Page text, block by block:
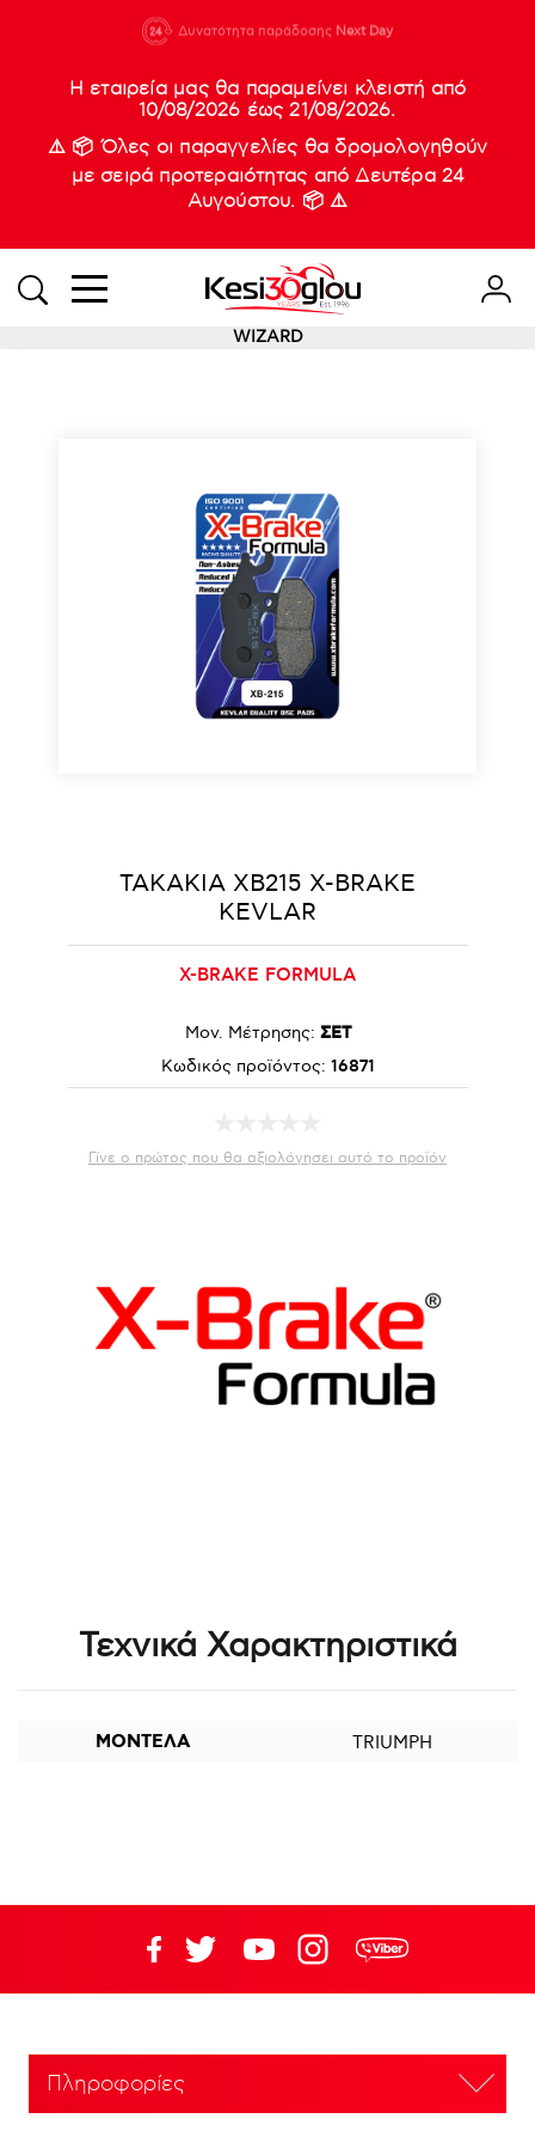
210 88 21
933
Δυνατότητα παράδοσης Next Day
Νέες
Η εταιρεία μας θα παραμείνει κλειστή από
10/08/2026 έως 21/08/2026.
⚠️ 📦 Όλες οι παραγγελίες θα δρομολογηθούν
με σειρά προτεραιότητας από Δευτέρα 24
Αυγούστου. 📦 ⚠️
WIZARD
ΤΑΚΑΚΙΑ XB215 X-BRAKE
KEVLAR
X-BRAKE FORMULA
Μον. Μέτρησης: ΣΕΤ
Κωδικός προϊόντος: 16871
Γίνε ο πρώτος που θα αξιολόγησει αυτό το προϊόν
Τεχνικά Χαρακτηριστικά
ΜΟΝΤΕΛΑ TRIUMPH
Πληροφορίες